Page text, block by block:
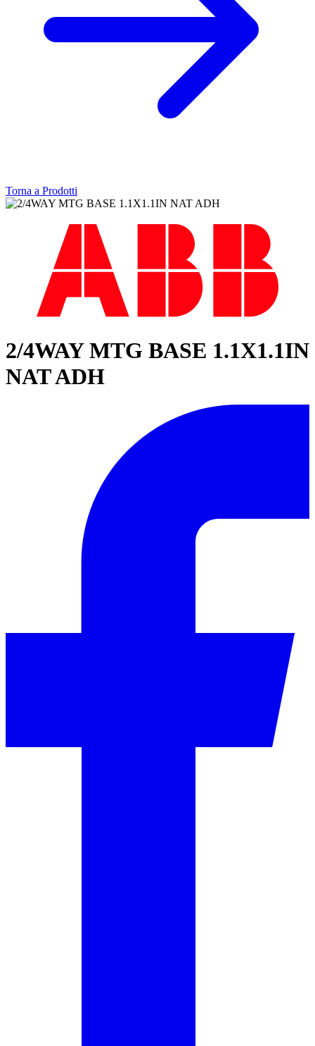
Torna a Prodotti
2/4WAY MTG BASE 1.1X1.1IN
NAT ADH